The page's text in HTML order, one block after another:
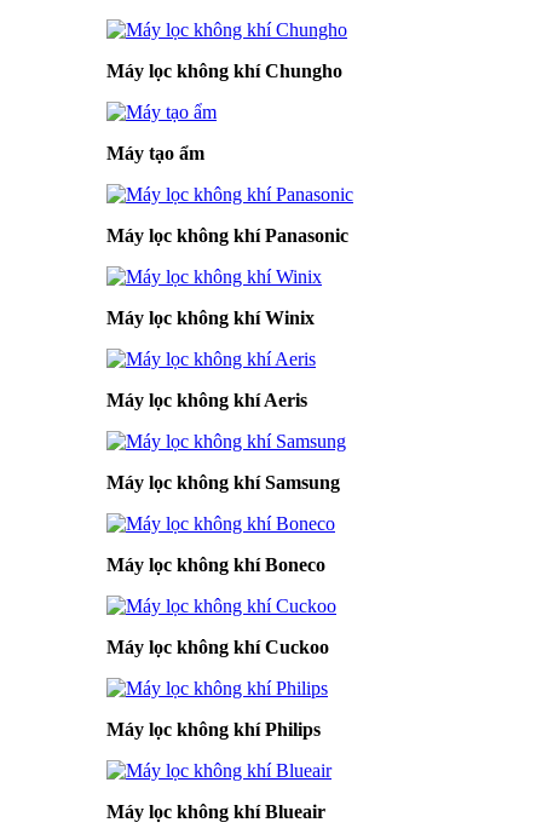
Máy lọc không khí Chungho
Máy tạo ẩm
Máy lọc không khí Panasonic
Máy lọc không khí Winix
Máy lọc không khí Aeris
Máy lọc không khí Samsung
Máy lọc không khí Boneco
Máy lọc không khí Cuckoo
Máy lọc không khí Philips
Máy lọc không khí Blueair